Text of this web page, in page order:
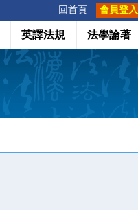
回首頁 會員登入
英譯法規 法學論著